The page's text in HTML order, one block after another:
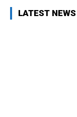
LATEST NEWS